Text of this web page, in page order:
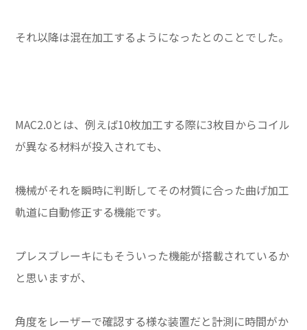
それ以降は混在加工するようになったとのことでした。
MAC2.0とは、例えば10枚加工する際に3枚目からコイル
が異なる材料が投入されても、
機械がそれを瞬時に判断してその材質に合った曲げ加工
軌道に自動修正する機能です。
プレスブレーキにもそういった機能が搭載されているか
と思いますが、
角度をレーザーで確認する様な装置だと計測に時間がか